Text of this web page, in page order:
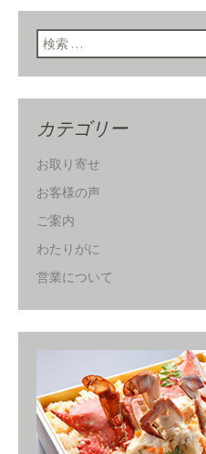
ン
検索:
カテゴリー
お取り寄せ
お客様の声
ご案内
わたりがに
営業について